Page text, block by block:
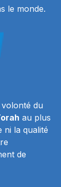
le monde.
du
au plus
ni la qualité
de